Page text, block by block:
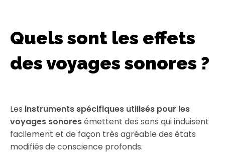
Quels sont les effets
des voyages sonores ?
Les instruments spécifiques utilisés pour les
voyages sonoresémettent des sons qui induisent
facilement et de façon très agréable des états
modifiés de conscience profonds.